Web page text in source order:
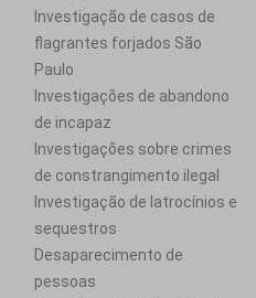
Investigação de casos de
flagrantes forjados São
Paulo
Investigações de abandono
de incapaz
Investigações sobre crimes
de constrangimento ilegal
Investigação de latrocínios e
sequestros
Desaparecimento de
pessoas